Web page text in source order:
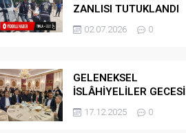
ZANLISI TUTUKLANDI
02.07.2026 0
GELENEKSEL
İSLÂHİYELİLER GECESİ
DÜZENLENDİ
17.12.2025 0